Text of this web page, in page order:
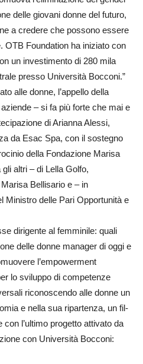
delle giovani donne del futuro,
a credere che possono essere
OTB Foundation ha iniziato con
un investimento di 280 mila
presso Università Bocconi.”
alle donne, l’appello della
– si fa più forte che mai e
di Arianna Alessi,
da Esac Spa, con il sostegno
della Fondazione Marisa
altri – di Lella Golfo,
Bellisario e – in
Ministro delle Pari Opportunità e
dirigente al femminile: quali
delle donne manager di oggi e
l’empowerment
lo sviluppo di competenze
riconoscendo alle donne un
e nella sua ripartenza, un fil-
l’ultimo progetto attivato da
con Università Bocconi: